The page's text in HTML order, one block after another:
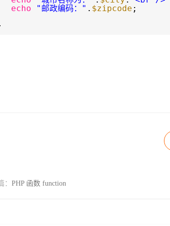
echo
"邮政编码：" . $zipcode ;
： PHP 函数 function